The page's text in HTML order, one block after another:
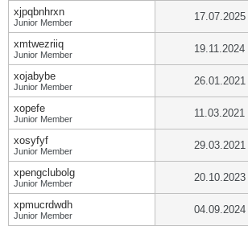
xjpqbnhrxn
Junior Member 17.07.2025
xmtwezriiq
Junior Member 19.11.2024
xojabybe
Junior Member 26.01.2021
xopefe
Junior Member 11.03.2021
xosyfyf
Junior Member 29.03.2021
xpengclubolg
Junior Member 20.10.2023
xpmucrdwdh
Junior Member 04.09.2024